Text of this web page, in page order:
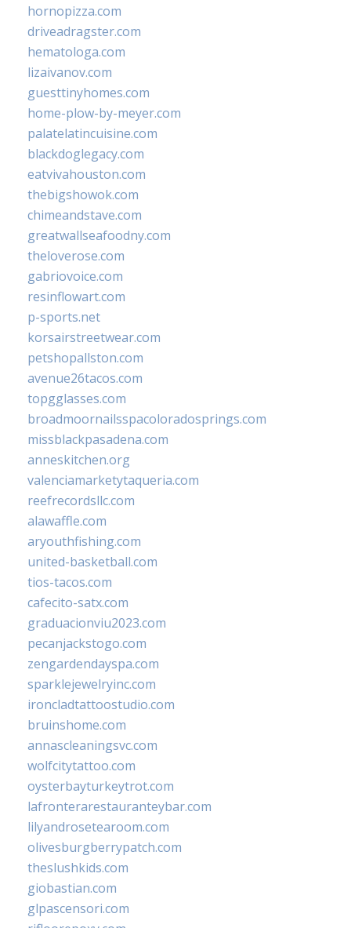
hornopizza.com
driveadragster.com
hematologa.com
lizaivanov.com
guesttinyhomes.com
home-plow-by-meyer.com
palatelatincuisine.com
blackdoglegacy.com
eatvivahouston.com
thebigshowok.com
chimeandstave.com
greatwallseafoodny.com
theloverose.com
gabriovoice.com
resinflowart.com
p-sports.net
korsairstreetwear.com
petshopallston.com
avenue26tacos.com
topgglasses.com
broadmoornailsspacoloradosprings.com
missblackpasadena.com
anneskitchen.org
valenciamarketytaqueria.com
reefrecordsllc.com
alawaffle.com
aryouthfishing.com
united-basketball.com
tios-tacos.com
cafecito-satx.com
graduacionviu2023.com
pecanjackstogo.com
zengardendayspa.com
sparklejewelryinc.com
ironcladtattoostudio.com
bruinshome.com
annascleaningsvc.com
wolfcitytattoo.com
oysterbayturkeytrot.com
lafronterarestauranteybar.com
lilyandrosetearoom.com
olivesburgberrypatch.com
theslushkids.com
giobastian.com
glpascensori.com